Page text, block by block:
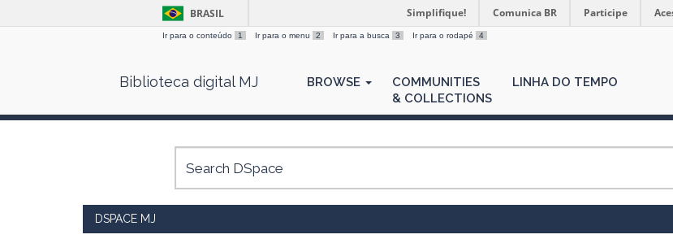
BRASIL Simplifique! Comunica BR Participe
Ir para o conteúdo 1 Ir para o menu 2 Ir para a busca 3 Ir para o rodapé 4
Biblioteca digital MJ BROWSE
COMMUNITIES
& COLLECTIONS
LINHA DO TEMPO
DSPACE MJ